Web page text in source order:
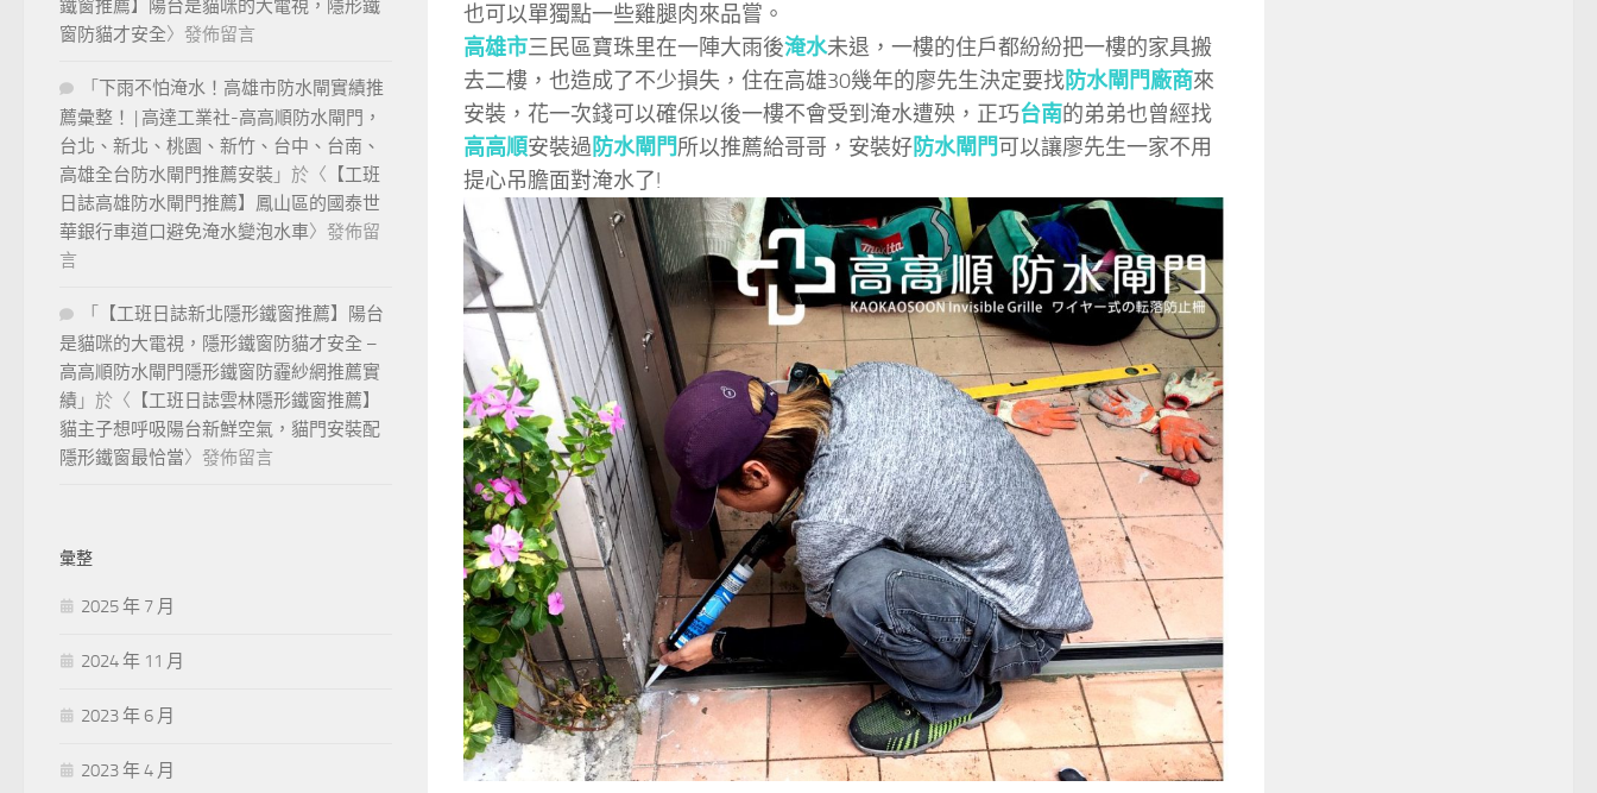
也可以單獨點一些雞腿肉來品嘗。
高雄市三民區寶珠里在一陣大雨後淹水未退，一樓的住戶都紛紛把一樓的家具搬
去二樓，也造成了不少損失，住在高雄30幾年的廖先生決定要找防水閘門廠商來
安裝，花一次錢可以確保以後一樓不會受到淹水遭殃，正巧台南的弟弟也曾經找
高高順安裝過防水閘門所以推薦給哥哥，安裝好防水閘門可以讓廖先生一家不用
提心吊膽面對淹水了!
鐵窗推薦】陽台是貓咪的大電視，隱形鐵
窗防貓才安全〉發佈留言
「 下雨不怕淹水！高雄市防水閘實績推
薦彙整！ | 高達工業社-高高順防水閘門，
台北、新北、桃園、新竹、台中、台南、
高雄全台防水閘門推薦安裝 」於〈 【工班
日誌高雄防水閘門推薦】鳳山區的國泰世
華銀行車道口避免淹水變泡水車〉發佈留
言
「
【工班日誌新北隱形鐵窗推薦】陽台
是貓咪的大電視，隱形鐵窗防貓才安全 –
高高順防水閘門隱形鐵窗防霾紗網推薦實
績 」於〈 【工班日誌雲林隱形鐵窗推薦】
貓主子想呼吸陽台新鮮空氣，貓門安裝配
隱形鐵窗最恰當〉發佈留言
彙整
2025 年 7 月
2024 年 11 月
2023 年 6 月
2023 年 4 月